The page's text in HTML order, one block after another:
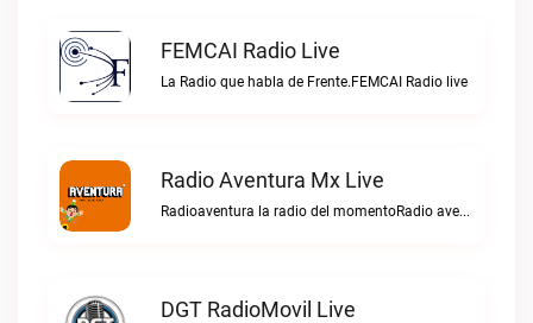
FEMCAI Radio Live
La Radio que habla de Frente.FEMCAI Radio live
Radio Aventura Mx Live
Radioaventura la radio del momentoRadio aventura mx live
DGT RadioMovil Live